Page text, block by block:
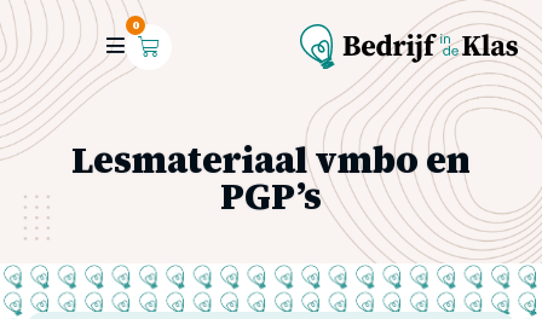
0
Lesmateriaal vmbo en
PGP’s